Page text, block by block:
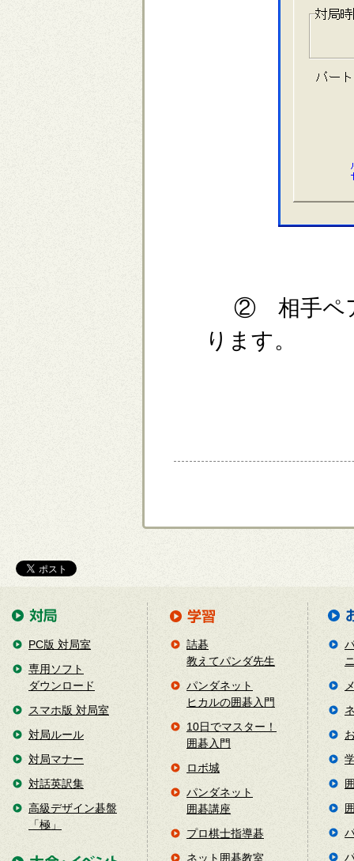
② 相手ペア
ります。
PC版 対局室
専用ソフト
ダウンロード
スマホ版 対局室
対局ルール
対局マナー
対話英訳集
高級デザイン碁盤
「極」
詰碁
教えてパンダ先生
パンダネット
ヒカルの囲碁入門
10日でマスター！
囲碁入門
ロボ城
パンダネット
囲碁講座
プロ棋士指導碁
ネット囲碁教室